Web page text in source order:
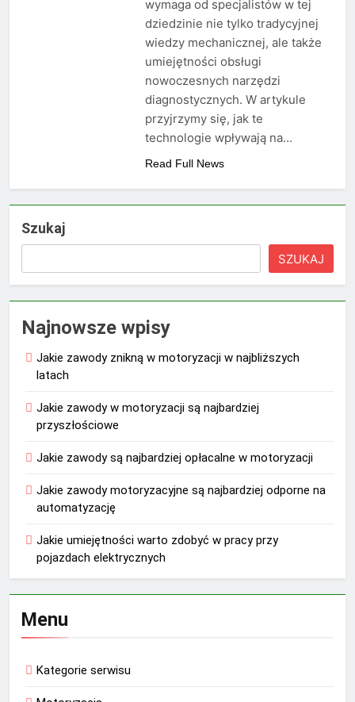
wymaga od specjalistów w tej
dziedzinie nie tylko tradycyjnej
wiedzy mechanicznej, ale także
umiejętności obsługi
nowoczesnych narzędzi
diagnostycznych. W artykule
przyjrzymy się, jak te
technologie wpływają na…
Read Full News
Szukaj
SZUKAJ
Najnowsze wpisy
Jakie zawody znikną w motoryzacji w najbliższych
latach
Jakie zawody w motoryzacji są najbardziej
przyszłościowe
Jakie zawody są najbardziej opłacalne w motoryzacji
Jakie zawody motoryzacyjne są najbardziej odporne na
automatyzację
Jakie umiejętności warto zdobyć w pracy przy
pojazdach elektrycznych
Menu
Kategorie serwisu